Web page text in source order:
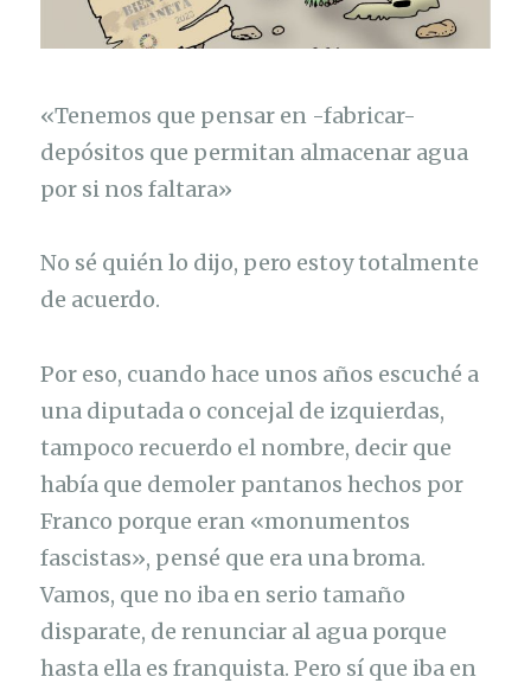
«Tenemos que pensar en -fabricar-
depósitos que permitan almacenar agua
por si nos faltara»
No sé quién lo dijo, pero estoy totalmente
de acuerdo.
Por eso, cuando hace unos años escuché a
una diputada o concejal de izquierdas,
tampoco recuerdo el nombre, decir que
había que demoler pantanos hechos por
Franco porque eran «monumentos
fascistas», pensé que era una broma.
Vamos, que no iba en serio tamaño
disparate, de renunciar al agua porque
hasta ella es franquista. Pero sí que iba en